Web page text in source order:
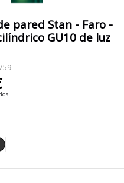
pared Stan - Faro -
GU10 de luz
Negro